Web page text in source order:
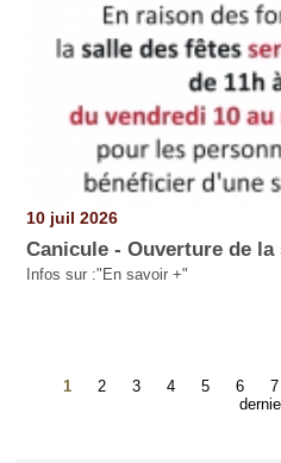
10 juil 2026
Canicule - Ouverture de la
Infos sur :"En savoir +"
1 2 3 4 5 6 7